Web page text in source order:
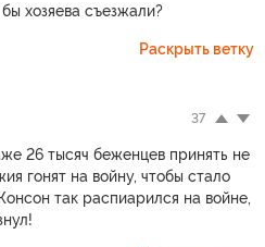
хозяева съезжали?
Раскрыть ветку
37
26 тысяч беженцев принять не
гонят на войну, чтобы стало
так распиарился на войне,